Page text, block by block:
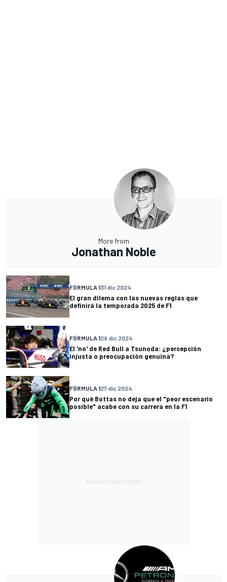
More from
Jonathan Noble
FÓRMULA 131 dic 2024
El gran dilema con las nuevas reglas que
definirá la temporada 2025 de F1
FÓRMULA 129 dic 2024
El 'no' de Red Bull a Tsunoda: ¿percepción
injusta o preocupación genuina?
FÓRMULA 127 dic 2024
Por qué Bottas no deja que el "peor escenario
posible" acabe con su carrera en la F1